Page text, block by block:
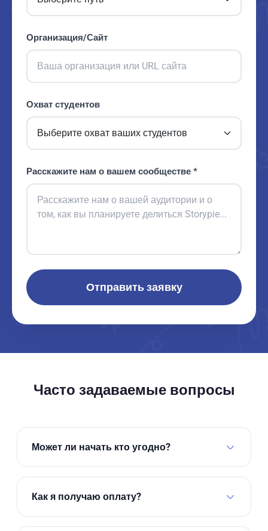
Организация/Сайт
Охват студентов
Расскажите нам о вашем сообществе *
Отправить заявку
Часто задаваемые вопросы
Может ли начать кто угодно?
Как я получаю оплату?